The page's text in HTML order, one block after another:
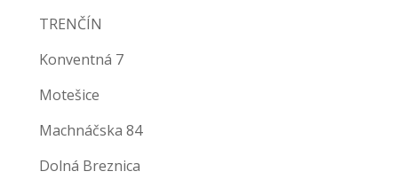
TRENČÍN
Konventná 7
Motešice
Machnáčska 84
Dolná Breznica